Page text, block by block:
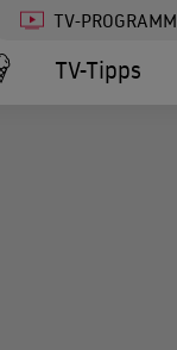
TV-PROGRAMM
TV-Tipps